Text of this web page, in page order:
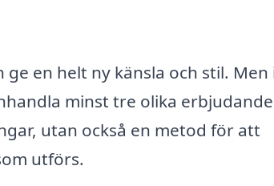
en helt ny känsla och stil. Men
minst tre olika
utan också en metod för att
utförs.